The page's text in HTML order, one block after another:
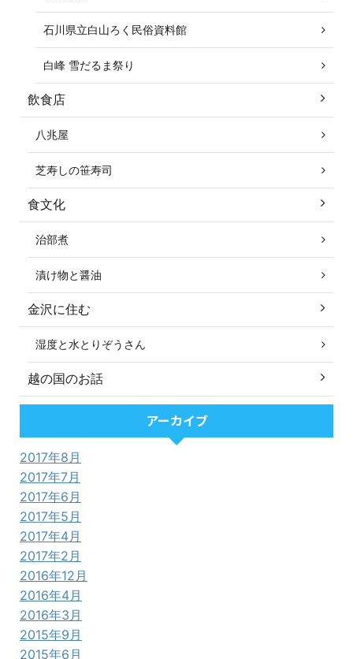
石川県立白山ろく民俗資料館
白峰 雪だるま祭り
飲食店
八兆屋
芝寿しの笹寿司
食文化
治部煮
漬け物と醤油
金沢に住む
湿度と水とりぞうさん
越の国のお話
アーカイブ
2017年8月
2017年7月
2017年6月
2017年5月
2017年4月
2017年2月
2016年12月
2016年4月
2016年3月
2015年9月
2015年6月